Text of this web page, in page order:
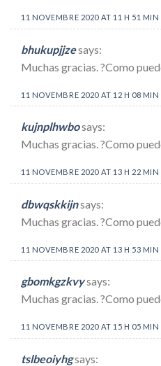
11 NOVEMBRE 2020 AT 11 H 51 MIN
bhukupjjzesays:
Muchas gracias. ?Como
11 NOVEMBRE 2020 AT 12 H 08 MIN
kujnplhwbosays:
Muchas gracias. ?Como
11 NOVEMBRE 2020 AT 13 H 22 MIN
dbwqskkijnsays:
Muchas gracias. ?Como
11 NOVEMBRE 2020 AT 13 H 53 MIN
gbomkgzkvysays:
Muchas gracias. ?Como
11 NOVEMBRE 2020 AT 15 H 05 MIN
tslbeoiyhgsays: